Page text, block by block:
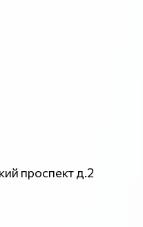
проспект д.2